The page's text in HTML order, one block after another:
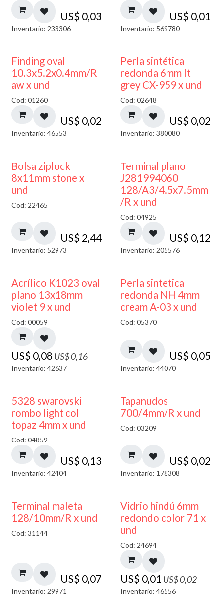
US$ 0,03
Inventario: 233306
US$ 0,01
Inventario: 569780
Finding oval
10.3x5.2x0.4mm/R
aw x und
Cod: 01260
US$ 0,02
Inventario: 46553
Perla sintética
redonda 6mm lt
grey CX-959 x und
Cod: 02648
US$ 0,02
Inventario: 380080
¡NUEVO!
Bolsa ziplock
8x11mm stone x
und
Cod: 22465
US$ 2,44
Inventario: 52973
Terminal plano
J281994060
128/A3/4.5x7.5mm
/R x und
Cod: 04925
US$ 0,12
Inventario: 205576
50% DESCUENTO
Acrílico K1023 oval
plano 13x18mm
violet 9 x und
Cod: 00059
US$ 0,08US$0,16
Inventario: 42637
Perla sintetica
redonda NH 4mm
cream A-03 x und
Cod: 05370
US$ 0,05
Inventario: 44070
5328 swarovski
rombo light col
topaz 4mm x und
Cod: 04859
US$ 0,13
Inventario: 42404
Tapanudos
700/4mm/R x und
Cod: 03209
US$ 0,02
Inventario: 178308
Terminal maleta
128/10mm/R x und
Cod: 31144
US$ 0,07
Inventario: 29971
40% DESCUENTO
Vidrio hindú 6mm
redondo color 71 x
und
Cod: 24694
US$ 0,01US$0,02
Inventario: 46556